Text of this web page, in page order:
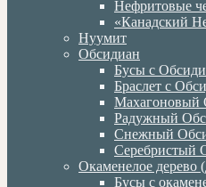
Нефритовые
«Канадский
Нуумит
Обсидиан
Бусы с
Браслет с
Махагоновый
Радужный
Снежный
Серебристый
Окаменелое дерево
Бусы с